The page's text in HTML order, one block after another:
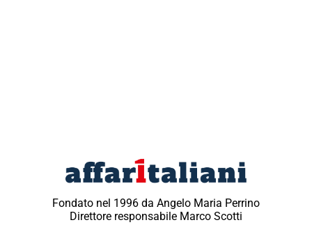
Fondato nel 1996 da Angelo Maria Perrino
Direttore responsabile Marco Scotti